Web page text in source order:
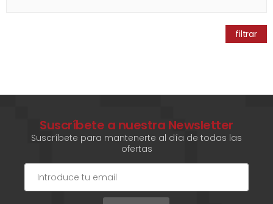
filtrar
Suscríbete a nuestra Newsletter
Suscríbete para mantenerte al día de todas las
ofertas